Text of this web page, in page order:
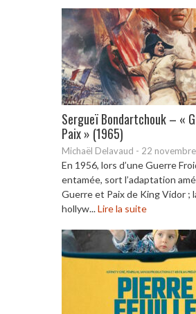
Sergueï Bondartchouk – «
Paix » (1965)
Michaël Delavaud - 22
En 1956, lors d’une Guerre
entamée, sort l’adaptation
Guerre et Paix de King Vidor ;
hollyw...Lire la suite